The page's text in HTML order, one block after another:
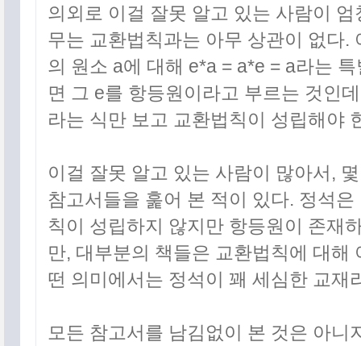
의외로 이걸 잘못 알고 있는 사람이
무는 교환법칙과는 아무 상관이 없다.
의 원소 a에 대해 e*a = a*e = a라는
면 그 e를 항등원이라고 부르는 것인
라는 식만 보고 교환법칙이 성립해야
이걸 잘못 알고 있는 사람이 많아서,
참고서들을 훑어 본 적이 있다. 정석
칙이 성립하지 않지만 항등원이 존재
만, 대부분의 책들은 교환법칙에 대해
떤 의미에서는 정석이 꽤 세심한 교재
모든 참고서를 남김없이 본 것은 아니
태그목록
최근에 올라온 글
최근에 달린 댓글
최근에 받은 트랙백
글 보관함